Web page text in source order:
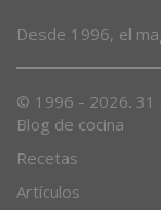
Desde 1996, el
© 1996 - 2026. 31
Blog de cocina
Recetas
Artículos